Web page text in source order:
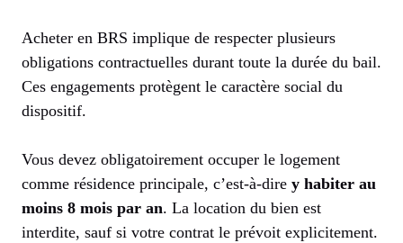
Acheter en BRS implique de respecter plusieurs
obligations contractuelles durant toute la durée du bail.
Ces engagements protègent le caractère social du
dispositif.
Vous devez obligatoirement occuper le logement
comme résidence principale, c’est-à-dire y habiter au
moins 8 mois par an. La location du bien est
interdite, sauf si votre contrat le prévoit explicitement.